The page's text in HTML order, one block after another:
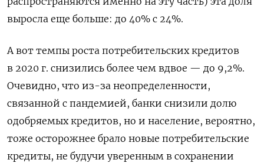
выросла еще больше: до 40% с 24%.
А вот темпы роста потребительских кредитов
в 2020 г. снизились более чем вдвое — до 9,2%.
Очевидно, что из­-за неопределенности,
связанной с пандемией, банки снизили долю
одобряемых кредитов, но и население, вероятно,
тоже осторожнее брало новые потребительские
кредиты, не будучи уверенным в сохранении